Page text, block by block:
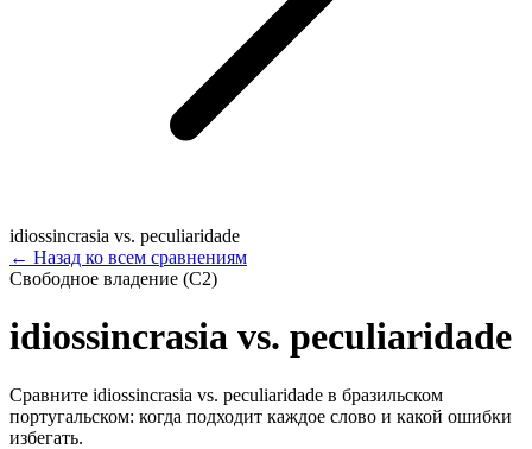
idiossincrasia vs. peculiaridade
← Назад ко всем сравнениям
Свободное владение (C2)
idiossincrasia vs. peculiaridade
Сравните idiossincrasia vs. peculiaridade в бразильском
португальском: когда подходит каждое слово и какой ошибки
избегать.